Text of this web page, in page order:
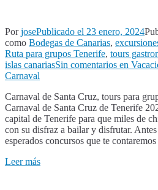
PorjosePublicado el 23 enero, 2024
como Bodegas de Canarias,
Ruta para grupos Tenerife, tours
islas canariasSin comentarios en
Carnaval
Carnaval de Santa Cruz, tours para
Carnaval de Santa Cruz de Tenerife
capital de Tenerife para que miles de
con su disfraz a bailar y disfrutar.
esperados concursos que te
Leer más